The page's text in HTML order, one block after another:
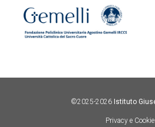
©2025-2026 Istituto
Privacy e